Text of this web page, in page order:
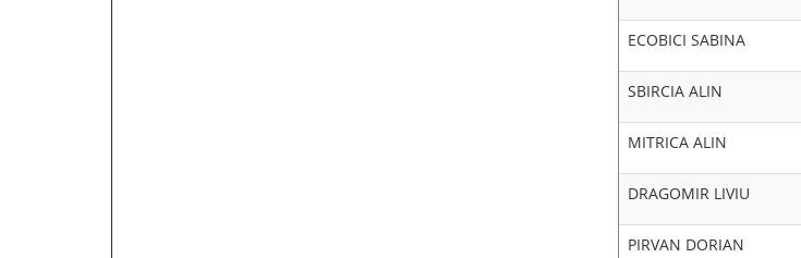
ECOBICI SABINA
SBIRCIA ALIN
MITRICA ALIN
DRAGOMIR LIVIU
PIRVAN DORIAN